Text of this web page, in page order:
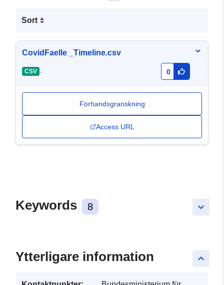
Sort
CovidFaelle _Timeline.csv
CSV - 0
Förhandsgranskning
Access URL
keyboard_arrow_down
Keywords 8
keyboard_arrow_up
Ytterligare information